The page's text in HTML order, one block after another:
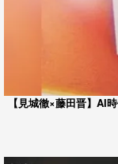
【見城徹×藤田晋】AI